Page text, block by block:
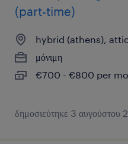
(part-time)
hybrid (athens),
μόνιμη
€700 - €800 per
δημοσιεύτηκε 3 αυγούστου